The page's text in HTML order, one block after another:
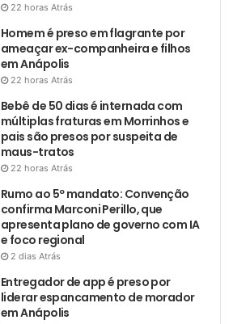
22 horas Atrás
Homem é preso em flagrante por
ameaçar ex-companheira e filhos
em Anápolis
22 horas Atrás
Bebê de 50 dias é internada com
múltiplas fraturas em Morrinhos e
pais são presos por suspeita de
maus-tratos
22 horas Atrás
Rumo ao 5º mandato: Convenção
confirma Marconi Perillo, que
apresenta plano de governo com IA
e foco regional
2 dias Atrás
Entregador de app é preso por
liderar espancamento de morador
em Anápolis